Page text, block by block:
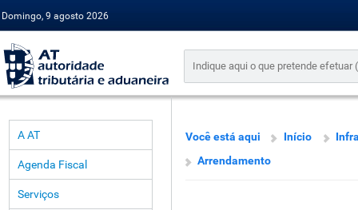
Domingo, 9 agosto 2026
A AT
Agenda Fiscal
Serviços
Você está aqui Início
Arrendamento